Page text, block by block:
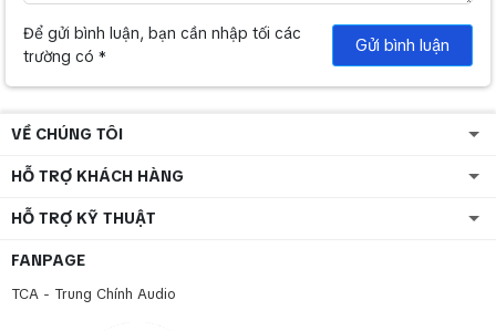
Để gửi bình luận, bạn cần nhập tối các
trường có *
Gửi bình luận
VỀ CHÚNG TÔI
HỖ TRỢ KHÁCH HÀNG
HỖ TRỢ KỸ THUẬT
FANPAGE
TCA - Trung Chính Audio